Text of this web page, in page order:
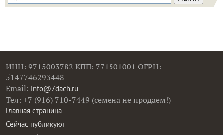
ИНН: 9715003782 КПП: 771501001 ОГРН:
5147746293448
Email: info@7dach.ru
Тел: +7 (916) 710-7449 (семена не продаем!)
Главная страница
Сейчас публикуют